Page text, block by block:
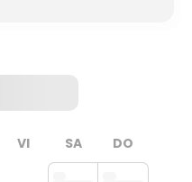
VI SA DO